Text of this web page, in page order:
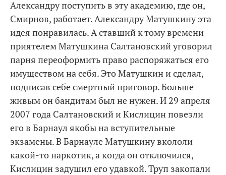
Александру поступить в эту академию, где он,
Смирнов, работает. Александру Матушкину эта
идея понравилась. А ставший к тому времени
приятелем Матушкина Салтановский уговорил
парня переоформить право распоряжаться его
имуществом на себя. Это Матушкин и сделал,
подписав себе смертный приговор. Больше
живым он бандитам был не нужен. И 29 апреля
2007 года Салтановский и Кислицин повезли
его в Барнаул якобы на вступительные
экзамены. В Барнауле Матушкину вкололи
какой-то наркотик, а когда он отключился,
Кислицин задушил его удавкой. Труп закопали